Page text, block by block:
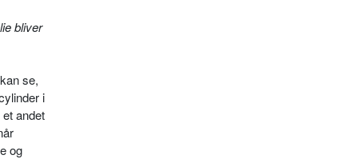
bliver
se,
i
andet
og